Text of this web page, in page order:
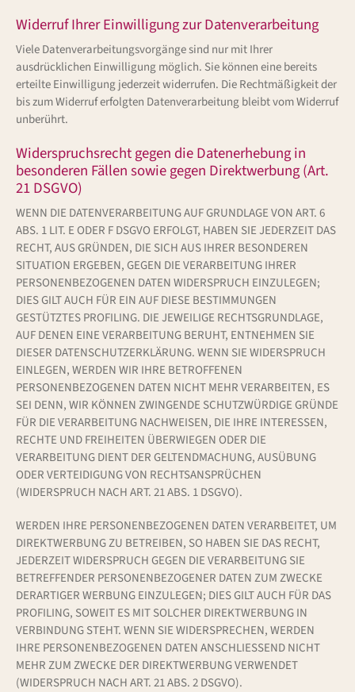
Widerruf Ihrer Einwilligung zur Datenverarbeitung
Viele Datenverarbeitungsvorgänge sind nur mit Ihrer
ausdrücklichen Einwilligung möglich. Sie können eine bereits
erteilte Einwilligung jederzeit widerrufen. Die Rechtmäßigkeit der
bis zum Widerruf erfolgten Datenverarbeitung bleibt vom Widerruf
unberührt.
Widerspruchsrecht gegen die Datenerhebung in
besonderen Fällen sowie gegen Direktwerbung (Art.
21 DSGVO)
WENN DIE DATENVERARBEITUNG AUF GRUNDLAGE VON ART. 6
ABS. 1 LIT. E ODER F DSGVO ERFOLGT, HABEN SIE JEDERZEIT DAS
RECHT, AUS GRÜNDEN, DIE SICH AUS IHRER BESONDEREN
SITUATION ERGEBEN, GEGEN DIE VERARBEITUNG IHRER
PERSONENBEZOGENEN DATEN WIDERSPRUCH EINZULEGEN;
DIES GILT AUCH FÜR EIN AUF DIESE BESTIMMUNGEN
GESTÜTZTES PROFILING. DIE JEWEILIGE RECHTSGRUNDLAGE,
AUF DENEN EINE VERARBEITUNG BERUHT, ENTNEHMEN SIE
DIESER DATENSCHUTZERKLÄRUNG. WENN SIE WIDERSPRUCH
EINLEGEN, WERDEN WIR IHRE BETROFFENEN
PERSONENBEZOGENEN DATEN NICHT MEHR VERARBEITEN, ES
SEI DENN, WIR KÖNNEN ZWINGENDE SCHUTZWÜRDIGE GRÜNDE
FÜR DIE VERARBEITUNG NACHWEISEN, DIE IHRE INTERESSEN,
RECHTE UND FREIHEITEN ÜBERWIEGEN ODER DIE
VERARBEITUNG DIENT DER GELTENDMACHUNG, AUSÜBUNG
ODER VERTEIDIGUNG VON RECHTSANSPRÜCHEN
(WIDERSPRUCH NACH ART. 21 ABS. 1 DSGVO).
WERDEN IHRE PERSONENBEZOGENEN DATEN VERARBEITET, UM
DIREKTWERBUNG ZU BETREIBEN, SO HABEN SIE DAS RECHT,
JEDERZEIT WIDERSPRUCH GEGEN DIE VERARBEITUNG SIE
BETREFFENDER PERSONENBEZOGENER DATEN ZUM ZWECKE
DERARTIGER WERBUNG EINZULEGEN; DIES GILT AUCH FÜR DAS
PROFILING, SOWEIT ES MIT SOLCHER DIREKTWERBUNG IN
VERBINDUNG STEHT. WENN SIE WIDERSPRECHEN, WERDEN
IHRE PERSONENBEZOGENEN DATEN ANSCHLIESSEND NICHT
MEHR ZUM ZWECKE DER DIREKTWERBUNG VERWENDET
(WIDERSPRUCH NACH ART. 21 ABS. 2 DSGVO).